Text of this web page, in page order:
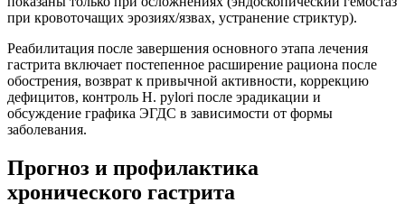
при кровоточащих эрозиях/язвах, устранение стриктур).
Реабилитация после завершения основного этапа лечения
гастрита включает постепенное расширение рациона после
обострения, возврат к привычной активности, коррекцию
дефицитов, контроль H. pylori после эрадикации и
обсуждение графика ЭГДС в зависимости от формы
заболевания.
Прогноз и профилактика
хронического гастрита